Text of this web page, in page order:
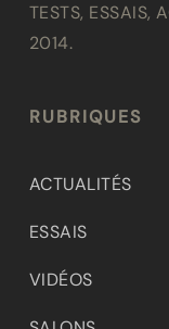
TESTS, ESSAIS,
2014.
RUBRIQUES
ACTUALITÉS
ESSAIS
VIDÉOS